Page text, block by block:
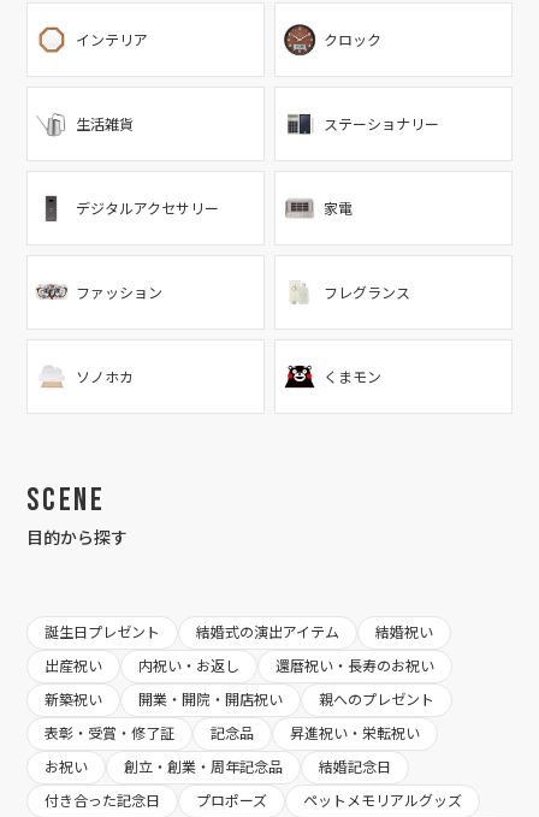
インテリア クロック
生活雑貨 ステーショナリー
デジタルアクセサリー 家電
ファッション フレグランス
ソノホカ くまモン
Scene
目的から探す
誕生日プレゼント 結婚式の演出アイテム
結婚祝い
出産祝い
内祝い・お返し
還暦祝い・長寿のお祝い
新築祝い
開業・開院・開店祝い
親へのプレゼント
表彰・受賞・修了証
記念品
昇進祝い・栄転祝い
お祝い
創立・創業・周年記念品
結婚記念日
付き合った記念日
プロポーズ
ペットメモリアルグッズ